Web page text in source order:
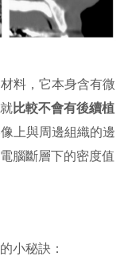
料，它本身含有微
比較不會有後續植
上與周邊組織的邊
腦斷層下的密度值
小秘訣：